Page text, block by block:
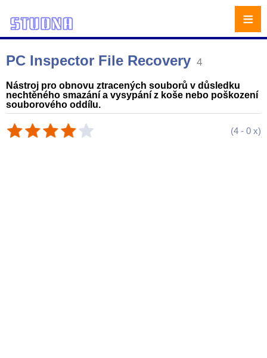
PC Inspector File Recovery 4
Nástroj pro obnovu ztracených souborů v důsledku
nechtěného smazání a vysypání z koše nebo poškození
souborového oddílu.
(4 - 0 x)
≡